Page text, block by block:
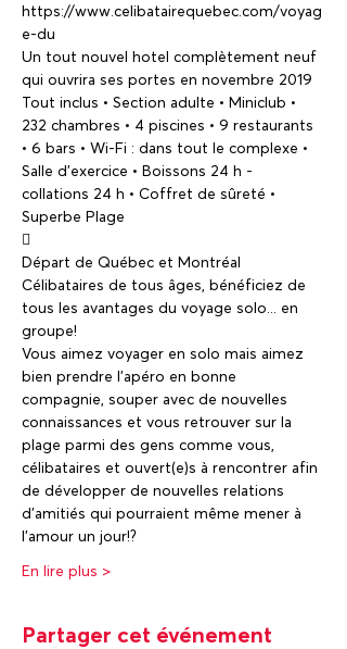
https://www.celibatairequebec.com/voyag
e-du
Un tout nouvel hotel complètement neuf
qui ouvrira ses portes en novembre 2019
Tout inclus • Section adulte • Miniclub •
232 chambres • 4 piscines • 9 restaurants
• 6 bars • Wi-Fi : dans tout le complexe •
Salle d'exercice • Boissons 24 h -
collations 24 h • Coffret de sûreté •
Célibataires de tous âges, bénéficiez de
tous les avantages du voyage solo... en
Vous aimez voyager en solo mais aimez
bien prendre l'apéro en bonne
compagnie, souper avec de nouvelles
connaissances et vous retrouver sur la
plage parmi des gens comme vous,
célibataires et ouvert(e)s à rencontrer afin
de développer de nouvelles relations
d'amitiés qui pourraient même mener à
En lire plus >
Partager cet événement